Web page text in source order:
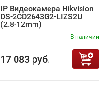
IP Видеокамера Hikvision
DS-2CD2643G2-LIZS2U
(2.8-12mm)
В наличии
17 083 руб.